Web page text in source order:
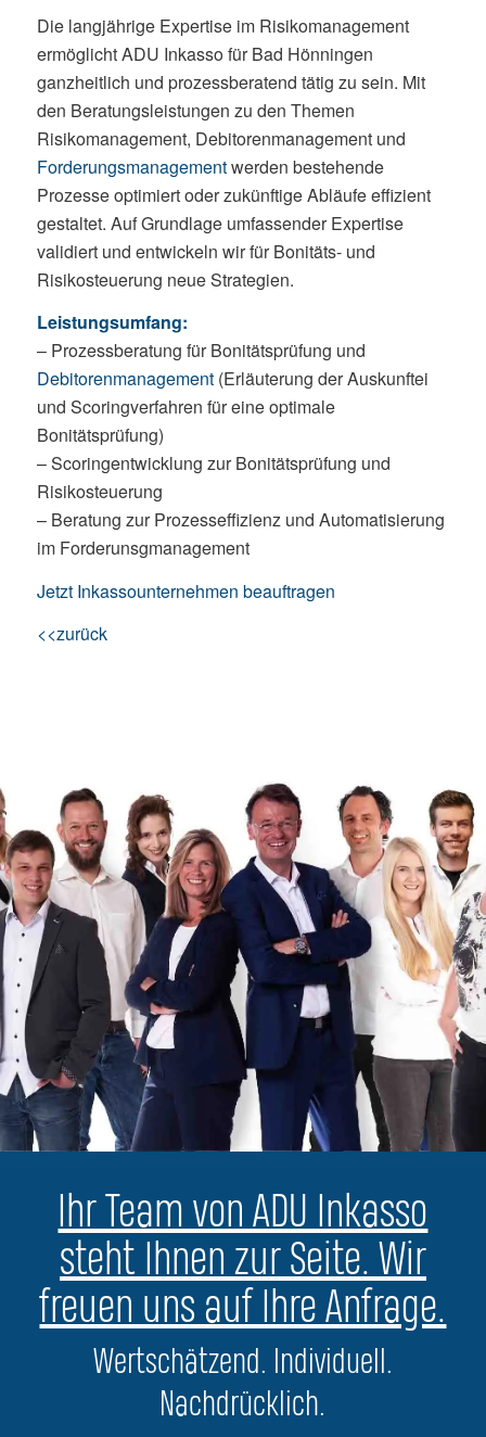
Die langjährige Expertise im Risikomanagement
ermöglicht ADU Inkasso für Bad Hönningen
ganzheitlich und prozessberatend tätig zu sein. Mit
den Beratungsleistungen zu den Themen
Risikomanagement, Debitorenmanagement und
Forderungsmanagementwerden bestehende
Prozesse optimiert oder zukünftige Abläufe effizient
gestaltet. Auf Grundlage umfassender Expertise
validiert und entwickeln wir für Bonitäts- und
Risikosteuerung neue Strategien.
Leistungsumfang:
– Prozessberatung für Bonitätsprüfung und
Debitorenmanagement(Erläuterung der Auskunftei
und Scoringverfahren für eine optimale
Bonitätsprüfung)
– Scoringentwicklung zur Bonitätsprüfung und
Risikosteuerung
– Beratung zur Prozesseffizienz und Automatisierung
im Forderunsgmanagement
Jetzt Inkassounternehmen beauftragen
<<zurück
Ihr Team von ADU Inkasso
steht Ihnen zur Seite. Wir
freuen uns auf Ihre Anfrage.
Wertschätzend. Individuell.
Nachdrücklich.